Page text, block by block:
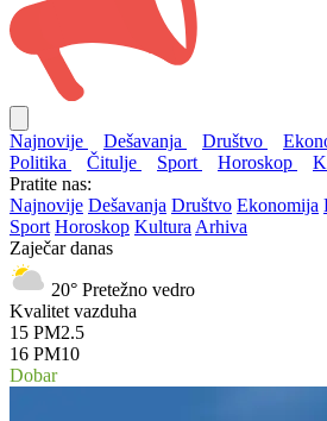
Najnovije Dešavanja Društvo
Politika
Čitulje Sport Horoskop
Pratite nas:
Najnovije Dešavanja Društvo Ekonomija
Sport Horoskop Kultura Arhiva
Zaječar danas
20° Pretežno vedro
Kvalitet vazduha
15 PM2.5
16 PM10
Dobar